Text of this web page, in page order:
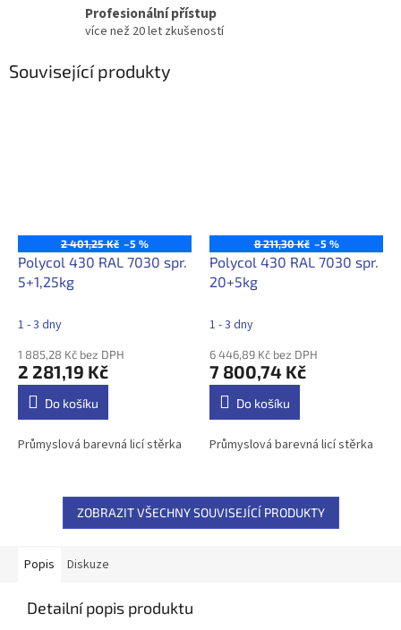
Profesionální přístup
více než 20 let zkušeností
Související produkty
2 401,25 Kč –5 %
Polycol 430 RAL 7030 spr.
5+1,25kg
1 - 3 dny
1 885,28 Kč bez DPH
2 281,19 Kč
Do košíku
Průmyslová barevná licí stěrka
8 211,30 Kč –5 %
Polycol 430 RAL 7030 spr.
20+5kg
1 - 3 dny
6 446,89 Kč bez DPH
7 800,74 Kč
Do košíku
Průmyslová barevná licí stěrka
ZOBRAZIT VŠECHNY SOUVISEJÍCÍ PRODUKTY
Popis Diskuze
Detailní popis produktu